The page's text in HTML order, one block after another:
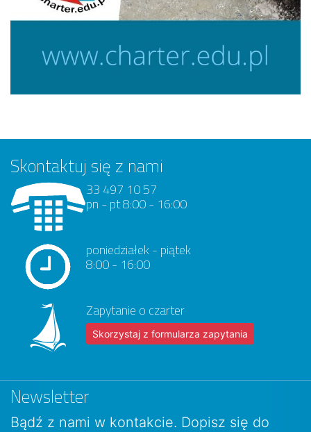
Skontaktuj się z nami
33 497 10 57
pn - pt 8:00 - 16:00
poniedziałek - piątek
8:00 - 16:00
Zapytanie o czarter
Skorzystaj z formularza zapytania
Newsletter
Bądź z nami w kontakcie. Dopisz się do